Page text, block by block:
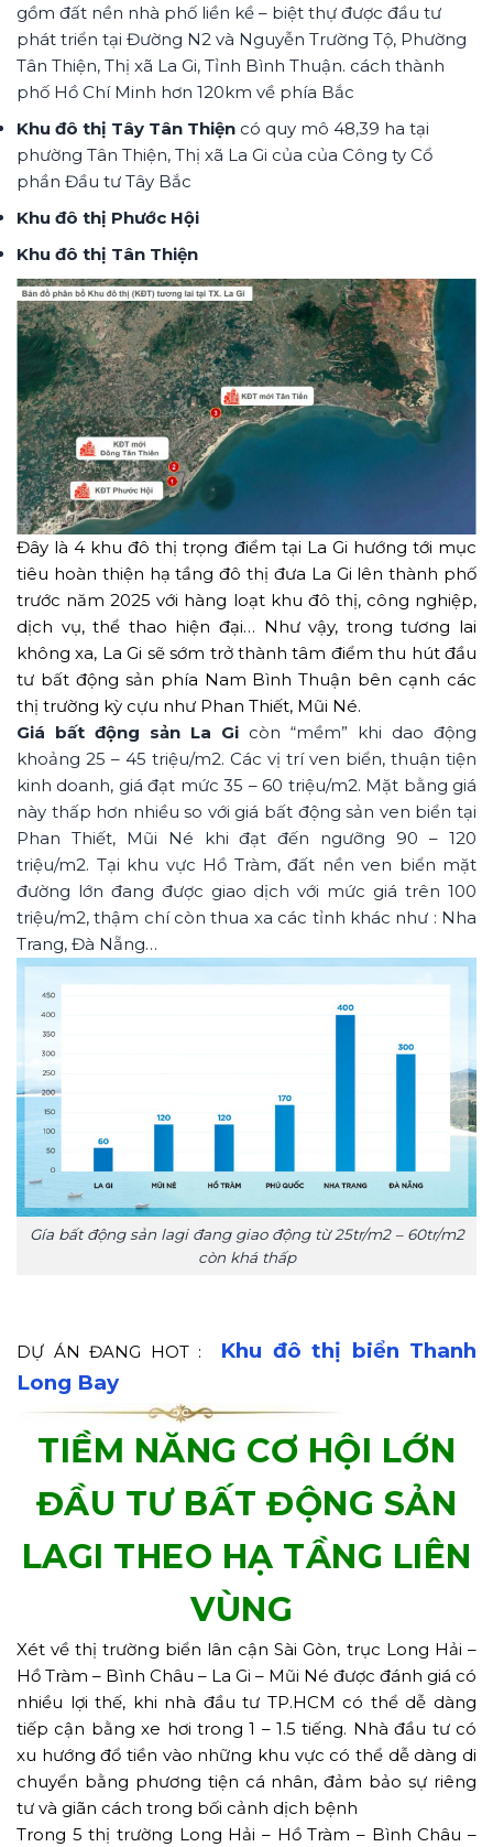
gồm đất nền nhà phố liền kề – biệt thự được đầu tư
phát triển tại Đường N2 và Nguyễn Trường Tộ, Phường
Tân Thiện, Thị xã La Gi, Tỉnh Bình Thuận. cách thành
phố Hồ Chí Minh hơn 120km về phía Bắc
Khu đô thị Tây Tân Thiện có quy mô 48,39 ha tại
phường Tân Thiện, Thị xã La Gi của của Công ty Cổ
phần Đầu tư Tây Bắc
Khu đô thị Phước Hội
Khu đô thị Tân Thiện
Đây là 4 khu đô thị trọng điểm tại La Gi hướng tới mục
tiêu hoàn thiện hạ tầng đô thị đưa La Gi lên thành phố
trước năm 2025 với hàng loạt khu đô thị, công nghiệp,
dịch vụ, thể thao hiện đại… Như vậy, trong tương lai
không xa, La Gi sẽ sớm trở thành tâm điểm thu hút đầu
tư bất động sản phía Nam Bình Thuận bên cạnh các
thị trường kỳ cựu như Phan Thiết, Mũi Né.
Giá bất động sản La Gi còn “mềm” khi dao động
khoảng 25 – 45 triệu/m2. Các vị trí ven biển, thuận tiện
kinh doanh, giá đạt mức 35 – 60 triệu/m2. Mặt bằng giá
này thấp hơn nhiều so với giá bất động sản ven biển tại
Phan Thiết, Mũi Né khi đạt đến ngưỡng 90 – 120
triệu/m2. Tại khu vực Hồ Tràm, đất nền ven biển mặt
đường lớn đang được giao dịch với mức giá trên 100
triệu/m2, thậm chí còn thua xa các tỉnh khác như : Nha
Trang, Đà Nẵng…
Gía bất động sản lagi đang giao động từ 25tr/m2 – 60tr/m2
còn khá thấp
DỰ ÁN ĐANG HOT :
Khu đô thị biển Thanh
Long Bay
TIỀM NĂNG CƠ HỘI LỚN
ĐẦU TƯ BẤT ĐỘNG SẢN
LAGI THEO HẠ TẦNG LIÊN
VÙNG
Xét về thị trường biển lân cận Sài Gòn, trục Long Hải –
Hồ Tràm – Bình Châu – La Gi – Mũi Né được đánh giá có
nhiều lợi thế, khi nhà đầu tư TP.HCM có thể dễ dàng
tiếp cận bằng xe hơi trong 1 – 1.5 tiếng. Nhà đầu tư có
xu hướng đổ tiền vào những khu vực có thể dễ dàng di
chuyển bằng phương tiện cá nhân, đảm bảo sự riêng
tư và giãn cách trong bối cảnh dịch bệnh
Trong 5 thị trường Long Hải – Hồ Tràm – Bình Châu –